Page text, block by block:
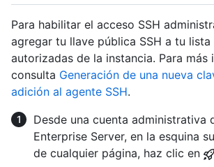
Para habilitar el acceso SSH
agregar tu llave pública SSH a tu lista
autorizadas de la instancia. Para más
consulta Generación de una nueva
adición al agente SSH.
Desde una cuenta administrativa
Enterprise Server, en la esquina
de cualquier página, haz clic en